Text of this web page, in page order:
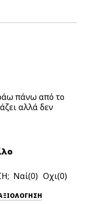
πάνω από το
αλλά δεν
0 0
ΤΗΝ ΑΞΙΟΛΟΓΗΣΗ